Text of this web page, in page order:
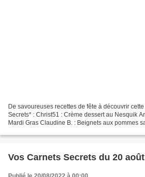
De savoureuses recettes de fête à découvrir
Secrets* : Christ51 : Crème dessert au Nesquik
Mardi Gras Claudine B. : Beignets aux pommes
Vos Carnets Secrets du 20